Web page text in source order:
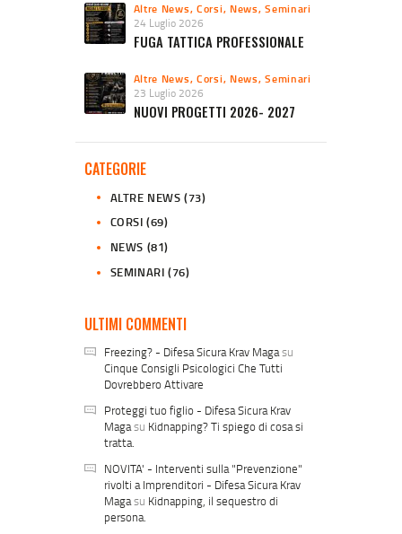
Altre News,Corsi, News,Seminari
24 Luglio 2026
FUGA TATTICA PROFESSIONALE
Altre News,Corsi, News,Seminari
23 Luglio 2026
NUOVI PROGETTI 2026- 2027
CATEGORIE
ALTRE NEWS (73)
CORSI (69)
NEWS (81)
SEMINARI (76)
ULTIMI COMMENTI
Freezing? - Difesa Sicura Krav Magasu
Cinque Consigli Psicologici Che Tutti
Dovrebbero Attivare
Proteggi tuo figlio - Difesa Sicura Krav
Magasu Kidnapping? Ti spiego di cosa si
tratta.
NOVITA' - Interventi sulla "Prevenzione"
rivolti a Imprenditori - Difesa Sicura Krav
Magasu Kidnapping, il sequestro di
persona.